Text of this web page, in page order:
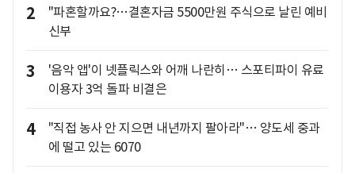
2
"파혼할까요?…결혼자금 5500만원 주식으로 날린 예비
신부
3
'음악 앱'이 넷플릭스와 어깨 나란히… 스포티파이 유료
이용자 3억 돌파 비결은
4
"직접 농사 안 지으면 내년까지 팔아라"… 양도세 중과
에 떨고 있는 6070